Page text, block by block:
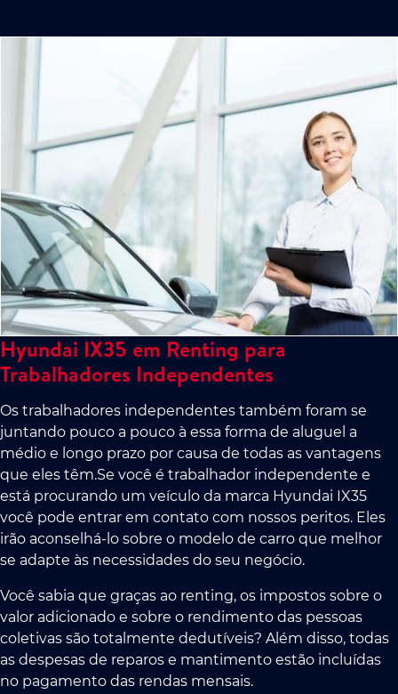
Hyundai IX35 em Renting para
Trabalhadores Independentes
Os trabalhadores independentes também foram se
juntando pouco a pouco à essa forma de aluguel a
médio e longo prazo por causa de todas as vantagens
que eles têm.Se você é trabalhador independente e
está procurando um veículo da marca Hyundai IX35
você pode entrar em contato com nossos peritos. Eles
irão aconselhá-lo sobre o modelo de carro que melhor
se adapte às necessidades do seu negócio.
Você sabia que graças ao renting, os impostos sobre o
valor adicionado e sobre o rendimento das pessoas
coletivas são totalmente dedutíveis? Além disso, todas
as despesas de reparos e mantimento estão incluídas
no pagamento das rendas mensais.